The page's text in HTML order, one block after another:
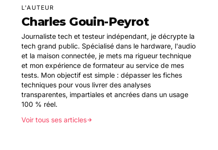
L'AUTEUR
Charles Gouin-Peyrot
Journaliste tech et testeur indépendant, je décrypte la
tech grand public. Spécialisé dans le hardware, l'audio
et la maison connectée, je mets ma rigueur technique
et mon expérience de formateur au service de mes
tests. Mon objectif est simple : dépasser les fiches
techniques pour vous livrer des analyses
transparentes, impartiales et ancrées dans un usage
100 % réel.
Voir tous ses articles